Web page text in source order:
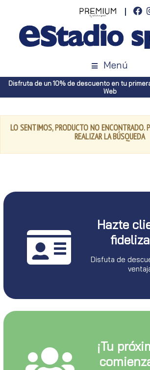
Menú
Disfruta de un 10% de descuento en tu
Web
LO SENTIMOS, PRODUCTO NO ENCONTRADO.
REALIZAR LA BÚSQUEDA
Hazte
Disfuta de
¡Tu